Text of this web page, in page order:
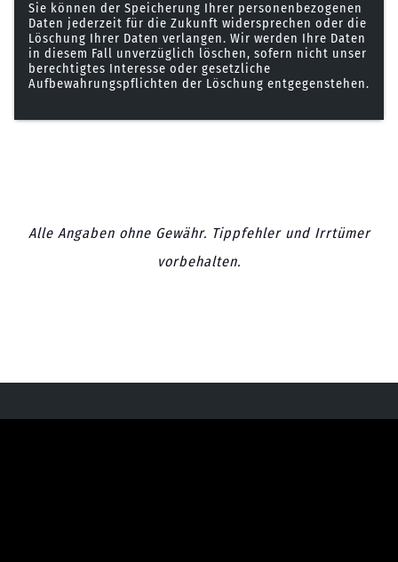
Sie können der Speicherung Ihrer personenbezogenen
Daten jederzeit für die Zukunft widersprechen oder die
Löschung Ihrer Daten verlangen. Wir werden Ihre Daten
in diesem Fall unverzüglich löschen, sofern nicht unser
berechtigtes Interesse oder gesetzliche
Aufbewahrungspflichten der Löschung entgegenstehen.
Alle Angaben ohne Gewähr. Tippfehler und Irrtümer
vorbehalten.